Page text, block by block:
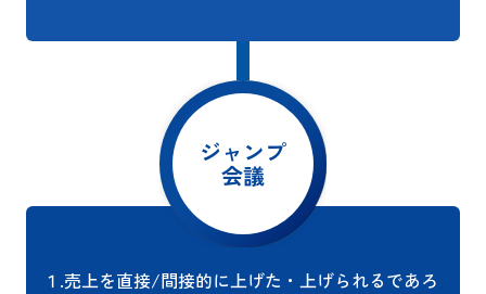
ジャンプ
会議
１.売上を直接/間接的に上げた・上げられるであろ